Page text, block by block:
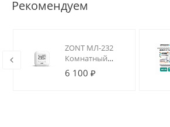
Рекомендуем
ZONT МЛ-232
Комнатный
термостат с
интерфейсом
6 100 ₽